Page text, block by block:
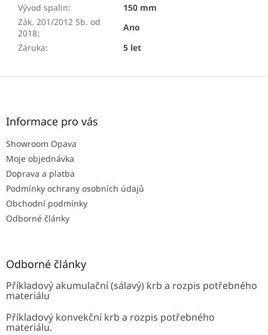
Vývod spalin:
150 mm
Zák. 201/2012 Sb. od
2018:
Ano
Záruka: 5 let
Z
Informace pro vás
Showroom Opava
Moje objednávka
Doprava a platba
Podmínky ochrany osobních údajů
Obchodní podmínky
Odborné články
Odborné články
Příkladový akumulační (sálavý) krb a rozpis potřebného
materiálu
Příkladový konvekční krb a rozpis potřebného
materiálu.